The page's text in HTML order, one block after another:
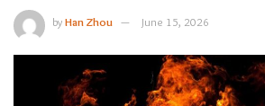
byHan Zhou June 15, 2026